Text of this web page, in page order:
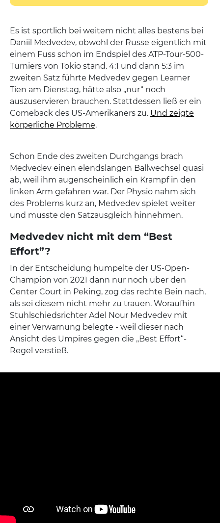
Es ist sportlich bei weitem nicht alles bestens bei
Daniil Medvedev, obwohl der Russe eigentlich mit
einem Fuss schon im Endspiel des ATP-Tour-500-
Turniers von Tokio stand. 4:1 und dann 5:3 im
zweiten Satz führte Medvedev gegen Learner
Tien am Dienstag, hätte also „nur“ noch
auszuservieren brauchen. Stattdessen ließ er ein
Comeback des US-Amerikaners zu. Und zeigte
körperliche Probleme.
Schon Ende des zweiten Durchgangs brach
Medvedev einen elendslangen Ballwechsel quasi
ab, weil ihm augenscheinlich ein Krampf in den
linken Arm gefahren war. Der Physio nahm sich
des Problems kurz an, Medvedev spielet weiter
und musste den Satzausgleich hinnehmen.
Medvedev nicht mit dem “Best
Effort”?
In der Entscheidung humpelte der US-Open-
Champion von 2021 dann nur noch über den
Center Court in Peking, zog das rechte Bein nach,
als sei diesem nicht mehr zu trauen. Woraufhin
Stuhlschiedsrichter Adel Nour Medvedev mit
einer Verwarnung belegte - weil dieser nach
Ansicht des Umpires gegen die „Best Effort“-
Regel verstieß.